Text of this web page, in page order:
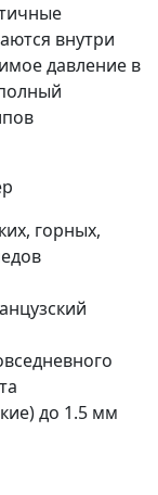
внутри
давление в
горных,
до 1.5 мм